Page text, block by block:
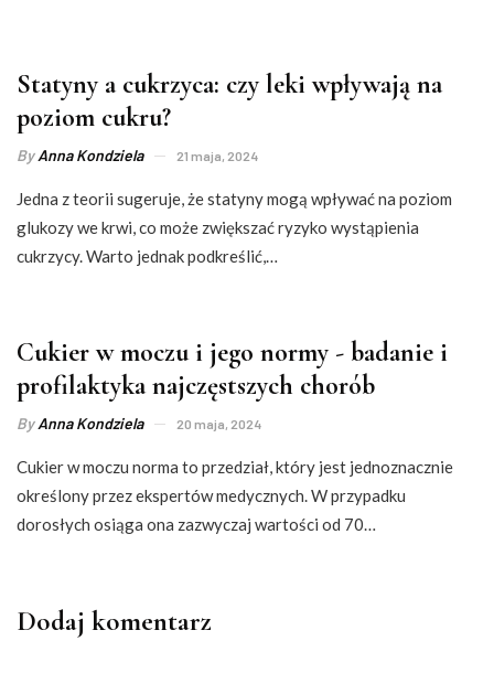
Statyny a cukrzyca: czy leki wpływają na
poziom cukru?
ByAnna Kondziela 21 maja, 2024
Jedna z teorii sugeruje, że statyny mogą wpływać na poziom
glukozy we krwi, co może zwiększać ryzyko wystąpienia
cukrzycy. Warto jednak podkreślić,…
Cukier w moczu i jego normy - badanie i
profilaktyka najczęstszych chorób
ByAnna Kondziela 20 maja, 2024
Cukier w moczu norma to przedział, który jest jednoznacznie
określony przez ekspertów medycznych. W przypadku
dorosłych osiąga ona zazwyczaj wartości od 70…
Dodaj komentarz